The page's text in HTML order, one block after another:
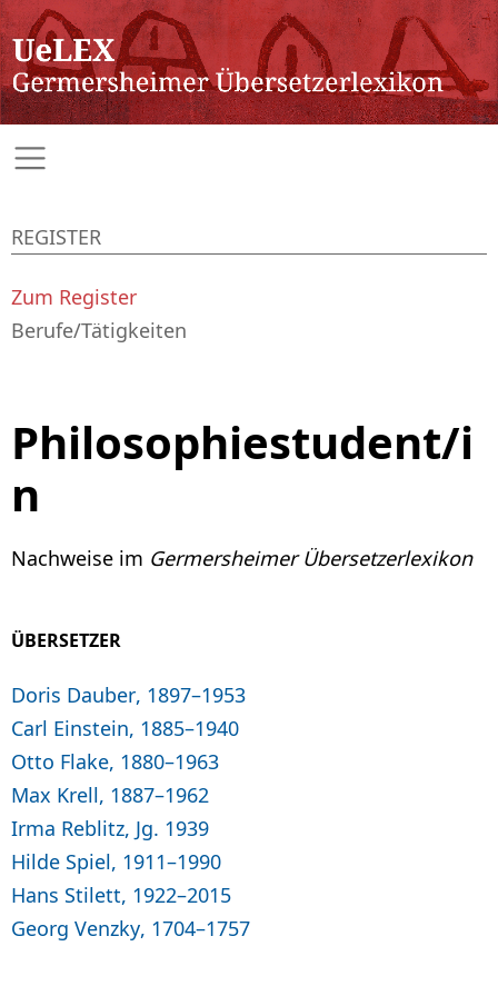
Philosophiestudent/i
n
Nachweise im Germersheimer Übersetzerlexikon
ÜBERSETZER
Doris Dauber, 1897–1953
Carl Einstein, 1885–1940
Otto Flake, 1880–1963
Max Krell, 1887–1962
Irma Reblitz, Jg. 1939
Hilde Spiel, 1911–1990
Hans Stilett, 1922–2015
Georg Venzky, 1704–1757
REGISTER
Zum Register
Berufe/Tätigkeiten